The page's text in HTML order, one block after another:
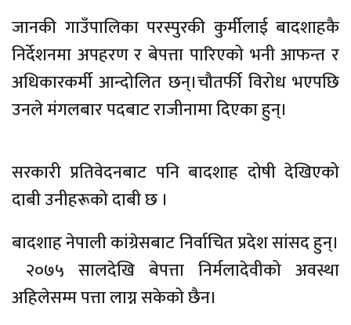
जानकी गाउँपालिका परस्पुरकी कुर्मीलाई बादशाहकै
निर्देशनमा अपहरण र बेपत्ता पारिएको भनी आफन्त र
अधिकारकर्मी आन्दोलित छन्।चौतर्फी विरोध भएपछि
उनले मंगलबार पदबाट राजीनामा दिएका हुन्।
सरकारी प्रतिवेदनबाट पनि बादशाह दोषी देखिएको
दाबी उनीहरूको दाबी छ ।
बादशाह नेपाली कांग्रेसबाट निर्वाचित प्रदेश सांसद हुन्।
२०७५ सालदेखि बेपत्ता निर्मलादेवीको अवस्था
अहिलेसम्म पत्ता लाग्न सकेको छैन।